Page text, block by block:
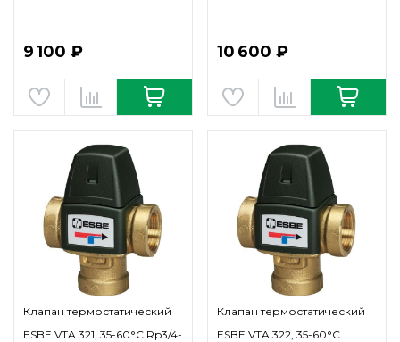
9 100 ₽ 10 600 ₽
Клапан термостатический
ESBE VTA 321, 35-60°C Rp3/4-
Клапан термостатический
ESBE VTA 322, 35-60°C